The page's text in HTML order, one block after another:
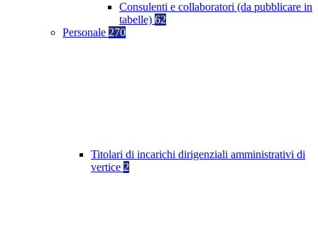
Consulenti e collaboratori (da pubblicare in
tabelle) 62
Personale 270
Titolari di incarichi dirigenziali amministrativi di
vertice 2